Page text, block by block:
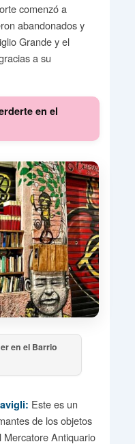
comenzó a
abandonados y
Grande y el
a su
en el
en el Barrio
Este es un
de los objetos
Mercatore Antiquario